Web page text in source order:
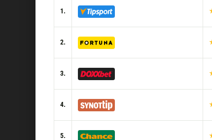
1.
2.
3.
4.
5.